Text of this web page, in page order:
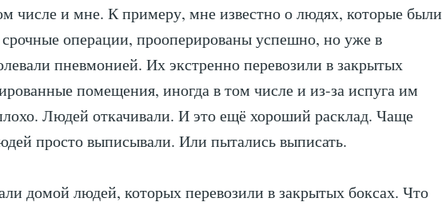
числе и мне. К примеру, мне известно о людях, которые были
операции, прооперированы успешно, но уже в
пневмонией. Их экстренно перевозили в закрытых
помещения, иногда в том числе и из-за испуга им
Людей откачивали. И это ещё хороший расклад. Чаще
просто выписывали. Или пытались выписать.
домой людей, которых перевозили в закрытых боксах. Что